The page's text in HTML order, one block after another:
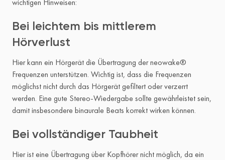
wichtigen Hinweisen:
Bei leichtem bis mittlerem
Hörverlust
Hier kann ein Hörgerät die Übertragung der neowake®
Frequenzen unterstützen. Wichtig ist, dass die Frequenzen
möglichst nicht durch das Hörgerät gefiltert oder verzerrt
werden. Eine gute Stereo-Wiedergabe sollte gewährleistet sein,
damit insbesondere binaurale Beats korrekt wirken können.
Bei vollständiger Taubheit
Hier ist eine Übertragung über Kopfhörer nicht möglich, da ein